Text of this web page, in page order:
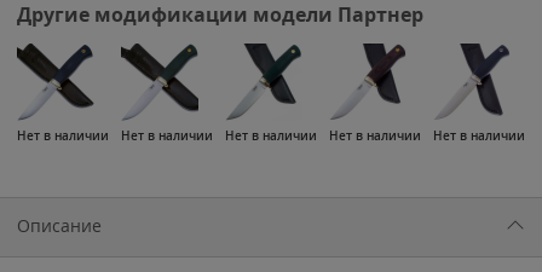
Другие модификации модели Партнер
Нет в наличии Нет в наличии Нет в наличии Нет в наличии Нет в наличии
Описание